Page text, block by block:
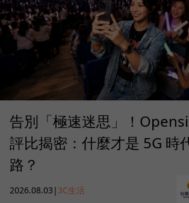
告別「極速迷思」！
評比揭密：什麼才是 5G 時
路？
2026.08.03 | 3C生活